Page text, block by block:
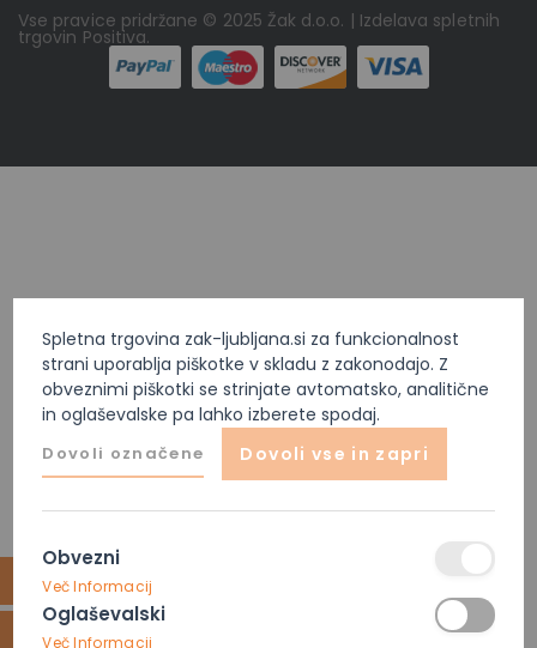
Obvezni
Več Informacij
Oglaševalski
Več Informacij
Spletna trgovina zak-ljubljana.si za funkcionalnost
strani uporablja piškotke v skladu z zakonodajo. Z
obveznimi piškotki se strinjate avtomatsko, analitične
in oglaševalske pa lahko izberete spodaj.
Dovoli označene Dovoli vse in zapri
Vse pravice pridržane © 2025 Žak d.o.o. | Izdelava spletnih
trgovin Positiva.